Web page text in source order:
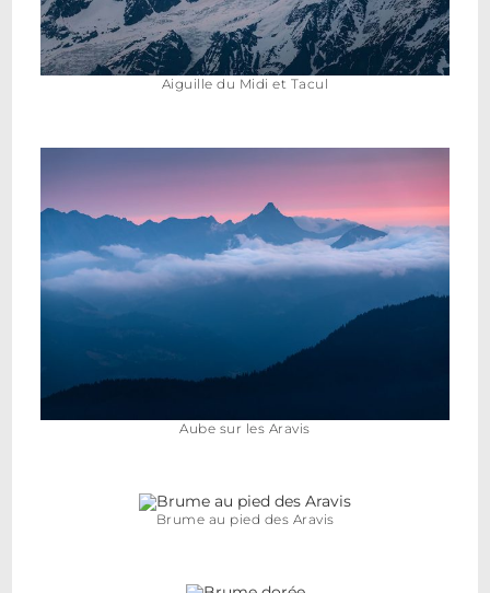
Aiguille du Midi et Tacul
Aube sur les Aravis
Brume au pied des Aravis